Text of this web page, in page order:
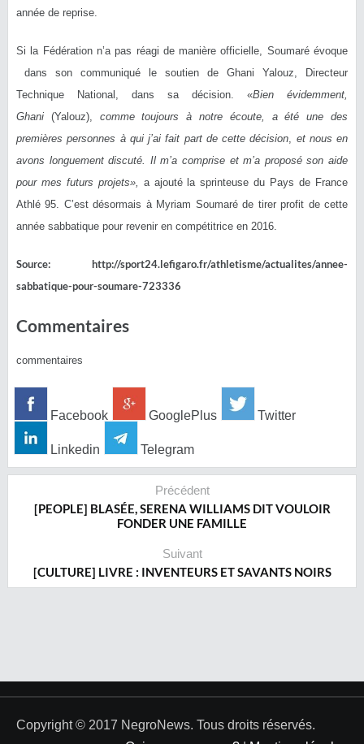
année de reprise.
Si la Fédération n’a pas réagi de manière officielle, Soumaré évoque
dans son communiqué le soutien de Ghani Yalouz, Directeur
Technique National, dans sa décision. «Bien évidemment,
Ghani (Yalouz), comme toujours à notre écoute, a été une des
premières personnes à qui j’ai fait part de cette décision, et nous en
avons longuement discuté. Il m’a comprise et m’a proposé son aide
pour mes futurs projets», a ajouté la sprinteuse du Pays de France
Athlé 95. C’est désormais à Myriam Soumaré de tirer profit de cette
année sabbatique pour revenir en compétitrice en 2016.
Source: http://sport24.lefigaro.fr/athletisme/actualites/annee-
sabbatique-pour-soumare-723336
Commentaires
commentaires
Facebook GooglePlus Twitter
Linkedin Telegram
Précédent
[PEOPLE] BLASÉE, SERENA WILLIAMS DIT VOULOIR
FONDER UNE FAMILLE
Suivant
[CULTURE] LIVRE : INVENTEURS ET SAVANTS NOIRS
Copyright © 2017 NegroNews. Tous droits réservés.